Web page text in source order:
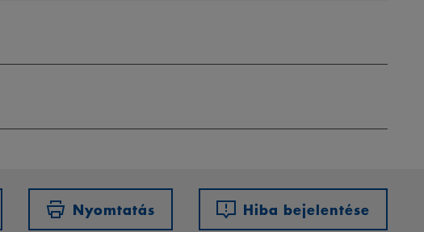
Nyomtatás Hiba bejelentése